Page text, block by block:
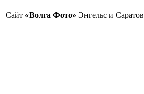
Сайт «Волга Фото» Энгельс и Саратов